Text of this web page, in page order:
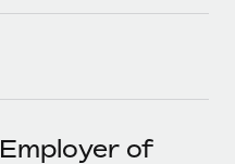
るAIツールをRemoteに接続
て業務プロセスを効率化す
ー
社プラットフォームへ統合
能性を検討する
Employer of